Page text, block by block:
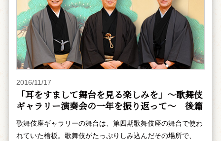
2016/11/17
「耳をすまして舞台を見る楽しみを」～歌舞伎
ギャラリー演奏会の一年を振り返って～ 後篇
歌舞伎座ギャラリーの舞台は、第四期歌舞伎座の舞台で使わ
れていた檜板。歌舞伎がたっぷりしみ込んだその場所で、